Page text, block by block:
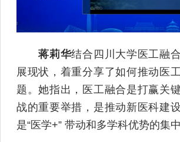
蒋莉华结合四川大学医工融
展现状，着重分享了如何推动医
题。她指出，医工融合是打赢关
战的重要举措，是推动新医科建
是“医学+” 带动和多学科优势的集中